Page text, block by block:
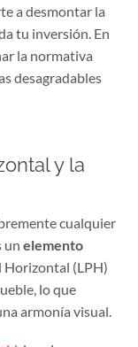
tu inversión. En
la normativa
desagradables
y la
Horizontal (LPH)
lo que
armonía visual.